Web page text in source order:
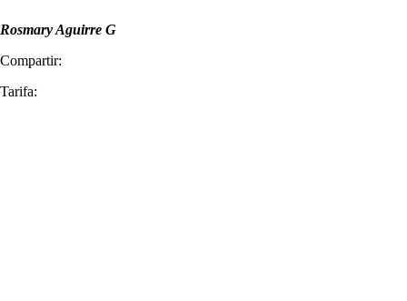
Rosmary Aguirre G
Compartir:
Tarifa: